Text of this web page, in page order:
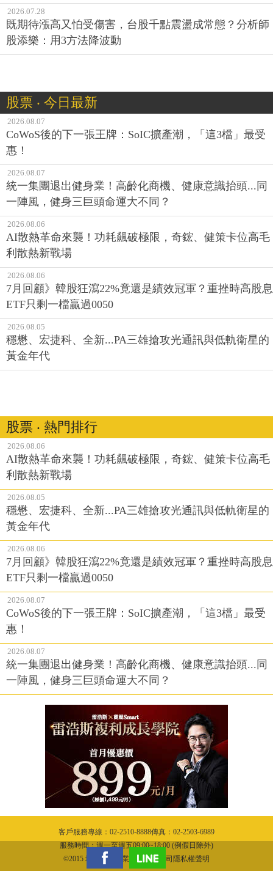
2026.07.28
既期待漲高又怕受傷害，台股千點震盪成常態？分析師
股添樂：用3方法降波動
股票 ‧ 今日最新
2026.08.07
CoWoS後的下一張王牌：SoIC擴產潮，「這3檔」最受
惠！
2026.08.07
統一集團退出健身業！高齡化商機、健康意識抬頭...同
一陣風，健身三巨頭命運大不同？
2026.08.06
AI散熱革命來襲！功耗飆破極限，奇鋐、健策卡位高毛
利散熱新戰場
2026.08.06
7月回顧》韓股狂瀉22%竟還是績效冠軍？重挫時高股息
ETF只剩一檔贏過0050
2026.08.05
穩懋、宏捷科、全新...PA三雄搶攻光通訊與低軌衛星的
黃金年代
股票 ‧ 熱門排行
2026.08.06
AI散熱革命來襲！功耗飆破極限，奇鋐、健策卡位高毛
利散熱新戰場
2026.08.05
穩懋、宏捷科、全新...PA三雄搶攻光通訊與低軌衛星的
黃金年代
2026.08.06
7月回顧》韓股狂瀉22%竟還是績效冠軍？重挫時高股息
ETF只剩一檔贏過0050
2026.08.07
CoWoS後的下一張王牌：SoIC擴產潮，「這3檔」最受
惠！
2026.08.07
統一集團退出健身業！高齡化商機、健康意識抬頭...同
一陣風，健身三巨頭命運大不同？
客戶服務專線：02-2510-8888傳真：02-2503-6989
服務時間：週一至週五09:00~18:00 (例假日除外)
©2015 城邦文化事業股份有限公司隱私權聲明